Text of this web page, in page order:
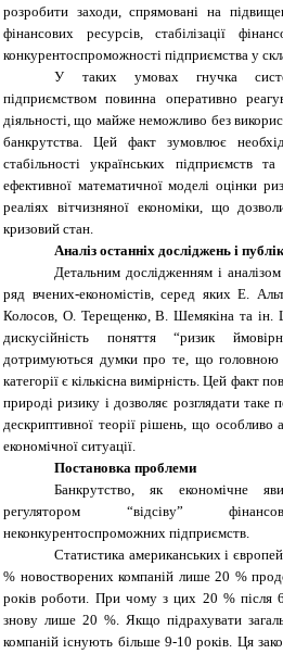
розробити заходи, спрямовані на
фінансових ресурсів, стабілізації
конкурентоспроможності підприємства у
У таких умовах гнучка
підприємством повинна оперативно
діяльності, що майже неможливо без
банкрутства. Цей факт зумовлює
стабільності українських підприємств
ефективної математичної моделі оцінки
реаліях вітчизняної економіки, що
кризовий стан.
Аналіз останніх досліджень і
Детальним дослідженням і
ряд вчених-економістів, серед яких Е.
Колосов, О. Терещенко, В. Шемякіна та ін.
дискусійність поняття “ризик
дотримуються думки про те, що головною
категорії є кількісна вимірність. Цей факт
природі ризику і дозволяє розглядати таке
дескриптивної теорії рішень, що особливо
економічної ситуації.
Постановка проблеми
Банкрутство, як економічне
регулятором “відсіву”
неконкурентоспроможних підприємств.
Статистика американських і
% новостворених компаній лише 20 %
років роботи. При чому з цих 20 % після
знову лише 20 %. Якщо підрахувати
компаній існують більше 9-10 років. Ця